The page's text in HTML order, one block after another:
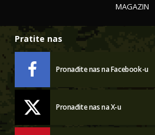
MAGAZIN
Pratite nas
Pronađite nas na Facebook-u
Pronađite nas na X-u